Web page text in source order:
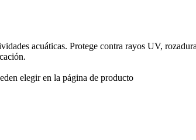
acuáticas. Protege contra rayos UV,
elegir en la página de producto